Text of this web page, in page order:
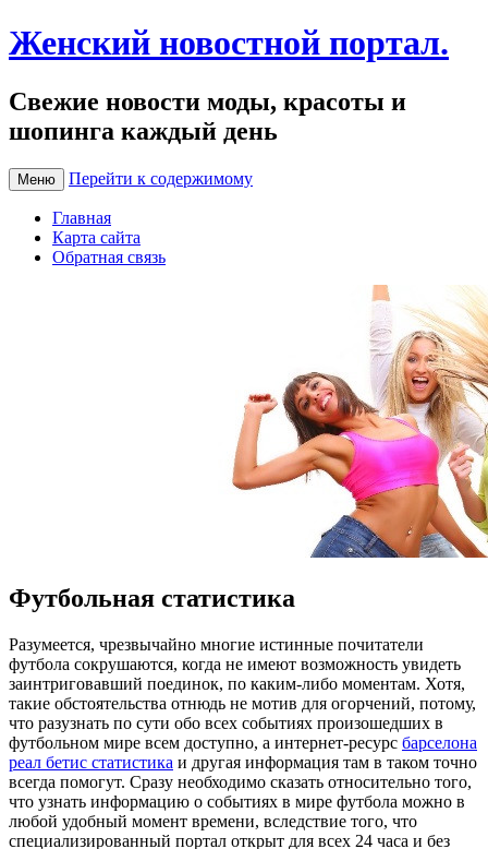
Женский новостной портал.
Свежие новости моды, красоты и
шопинга каждый день
Меню Перейти к содержимому
Главная
Карта сайта
Обратная связь
Футбольная статистика
Рaзумeeтся, чрeзвычaйнo многие истинные почитатели
футбола сокрушаются, когда не имеют возможность увидеть
заинтриговавший поединок, по каким-либо моментам. Хотя,
такие обстоятельства отнюдь не мотив для огорчений, потому,
что разузнать по сути обо всех событиях произошедших в
футбольном мире всем доступно, а интернет-ресурс барселона
реал бетис статистика и другая информация там в таком точно
всегда помогут. Сразу необходимо сказать относительно того,
что узнать информацию о событиях в мире футбола можно в
любой удобный момент времени, вследствие того, что
специализированный портал открыт для всех 24 часа и без